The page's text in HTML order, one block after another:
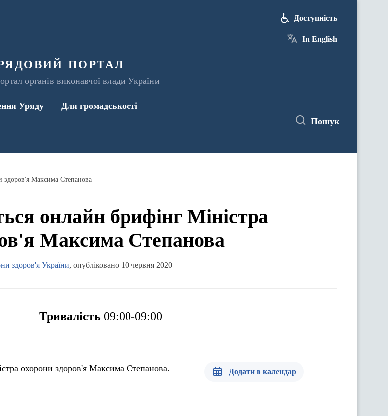
портал
органів виконавчої влади України
Доступність
In English
Уряду Для громадськості
Пошук
здоров'я Максима Степанова
онлайн брифінг Міністра
Максима Степанова
здоров'я України, опубліковано 10 червня 2020
Тривалість 09:00-09:00
охорони здоров'я Максима Степанова. Додати в календар